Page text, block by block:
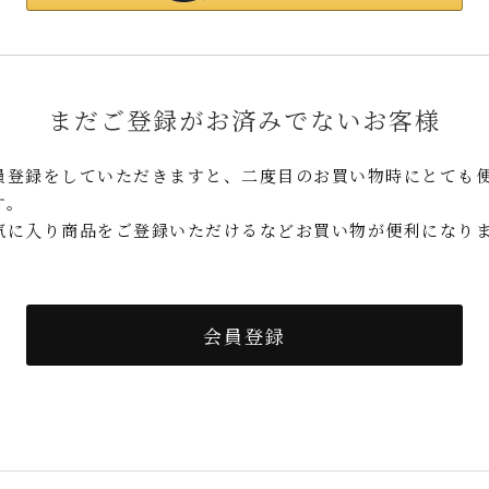
まだご登録がお済みでないお客様
登録をしていただきますと、二度目のお買い物時にとても
に入り商品をご登録いただけるなどお買い物が便利になり
会員登録